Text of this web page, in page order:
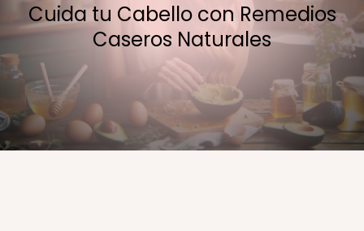
Cuida tu Cabello con Remedios
Caseros Naturales